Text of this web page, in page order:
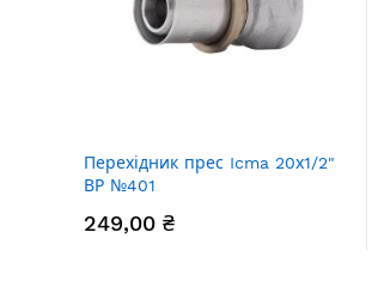
Перехідник прес Icma 20х1/2"
ВР №401
249,00 ₴